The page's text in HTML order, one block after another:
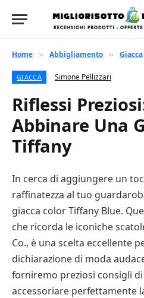
Home » Abbigliamento » Giacca
GIACCA Simone Pellizzari
Riflessi
Abbinare Una
Tiffany
In cerca di aggiungere un
raffinatezza al tuo
giacca color Tiffany Blue.
che ricorda le iconiche
Co., è una scelta eccellente
dichiarazione di moda
forniremo preziosi consigli
accessoriare perfettamente